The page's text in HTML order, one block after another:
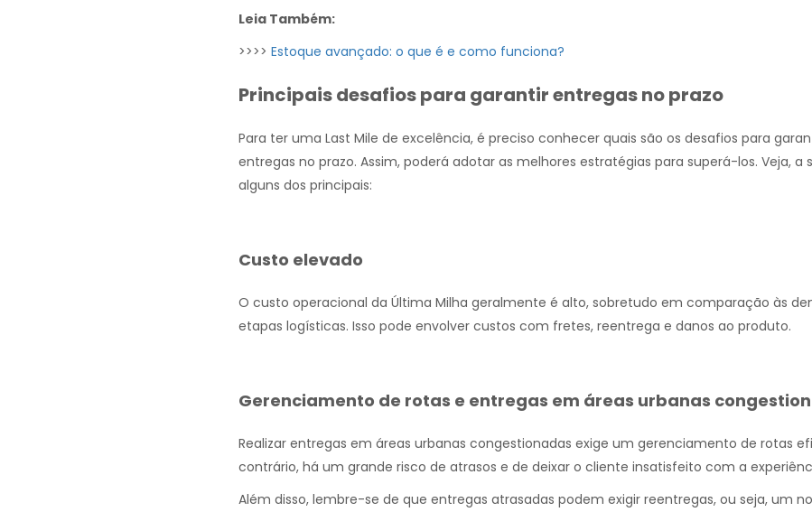
Leia Também:
>>>> Estoque avançado: o que é e como funciona?
Principais desafios para garantir entregas no prazo
Para ter uma Last Mile de excelência, é preciso conhecer quais são os desafios para
entregas no prazo. Assim, poderá adotar as melhores estratégias para superá-los. Veja, a
alguns dos principais:
Custo elevado
O custo operacional da Última Milha geralmente é alto, sobretudo em comparação às
etapas logísticas. Isso pode envolver custos com fretes, reentrega e danos ao produto.
Gerenciamento de rotas e entregas em áreas urbanas
Realizar entregas em áreas urbanas congestionadas exige um gerenciamento de rotas
contrário, há um grande risco de atrasos e de deixar o cliente insatisfeito com a
Além disso, lembre-se de que entregas atrasadas podem exigir reentregas, ou seja, um